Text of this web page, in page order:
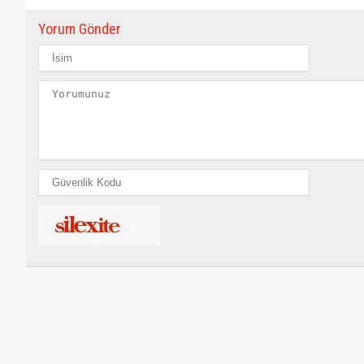
Yorum Gönder